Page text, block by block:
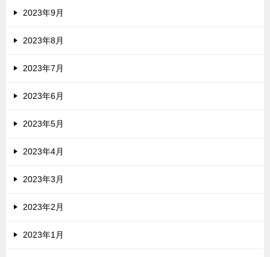
2023年9月
2023年8月
2023年7月
2023年6月
2023年5月
2023年4月
2023年3月
2023年2月
2023年1月